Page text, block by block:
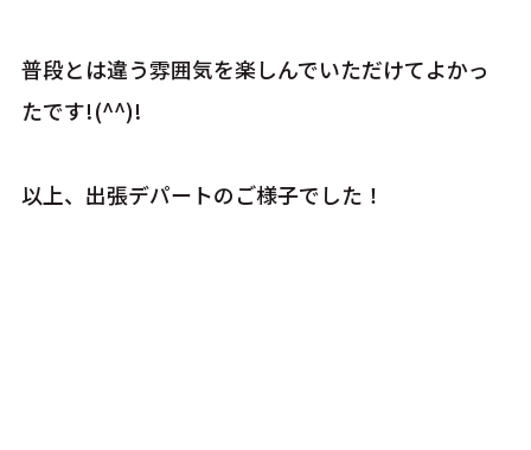
普段とは違う雰囲気を楽しんでいただけてよかっ
たです!(^^)!
以上、出張デパートのご様子でした！